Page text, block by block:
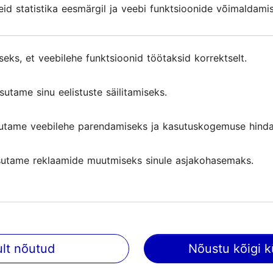
lumelaua kui ka tuubiga, samuti leiavad
trikitajad.
süsteemi ja nõlvade hooldustehnikaga sobi
atraktsioone.
statistika eesmärgil ja veebi funktsioonide
et veebilehe funktsioonid töötaksid korrektselt.
sinu eelistuste säilitamiseks.
veebilehe parendamiseks ja kasutuskogemuse
reklaamide muutmiseks sinule asjakohasemaks.
nõutud Nõustu kõigi
statistika eesmärgil ja veebi funktsioonide
et veebilehe funktsioonid töötaksid korrektselt.
sinu eelistuste säilitamiseks.
veebilehe parendamiseks ja kasutuskogemuse
reklaamide muutmiseks sinule asjakohasemaks.
nõutud Nõustu kõigi